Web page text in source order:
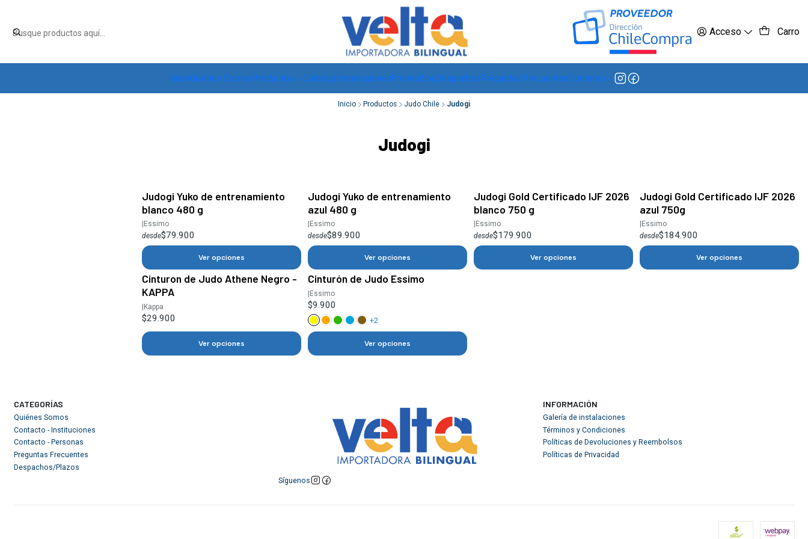
Acceso Carro
InicioQuiénes SomosProductos CatalogoInstalacionesPrensaBlogDespachosPreguntas FrecuentesContacto
Envíos a todo Chile, RM de 1 a 3 días hábiles, regiones -
Inicio Productos Judo Chile Judogi
Judogi
Judogi Yuko de entrenamiento
blanco 480 g
Essimo
desde$79.900
Ver opciones
Judogi Yuko de entrenamiento
azul 480 g
Essimo
desde$89.900
Ver opciones
Judogi Gold Certificado IJF 2026
blanco 750 g
Essimo
desde$179.900
Ver opciones
Judogi Gold Certificado IJF 2026
azul 750g
Essimo
desde$184.900
Ver opciones
Cinturon de Judo Athene Negro -
KAPPA
|Kappa
$29.900
Ver opciones
Cinturón de Judo Essimo
|Essimo
$9.900
+2
Ver opciones
CATEGORÍAS
Quiénes Somos
Contacto - Instituciones
Contacto - Personas
Preguntas Frecuentes
Despachos/Plazos
Síguenos
INFORMACIÓN
Galería de instalaciones
Términos y Condiciones
Políticas de Devoluciones y Reembolsos
Políticas de Privacidad